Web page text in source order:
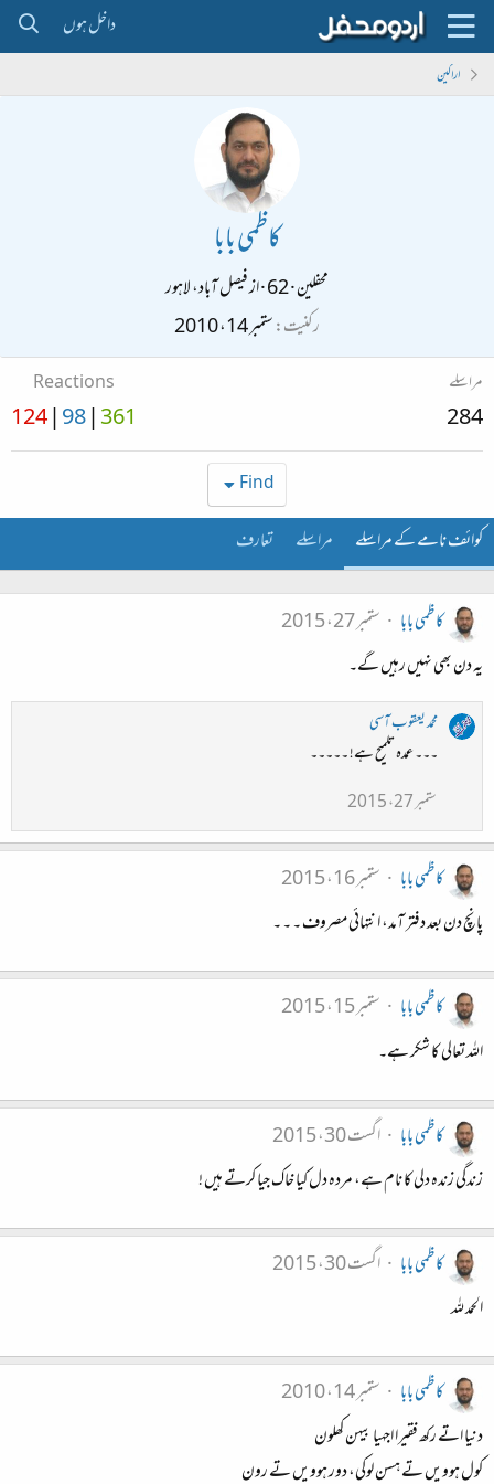
داخل ہوں
اراکین
کاظمی بابا
محفلین·
·ازفیصل آباد، لاہور
رکنیت ستمبر 14، 2010
مراسلے
284
Reactions
361
98
124
Find
کوائف نامے کے مراسلے مراسلے تعارف
کاظمی بابا
ستمبر 27، 2015
یہ دن بھی نہیں رہیں گے۔
محمد یعقوب آسی
۔۔۔ عمدہ تلمیح ہے! ۔۔۔۔۔
ستمبر 27، 2015
کاظمی بابا
ستمبر 16، 2015
پانچ دن بعد دفتر آمد، انتہائی مصروف ۔ ۔ ۔
کاظمی بابا
ستمبر 15، 2015
اللہ تعالی کا شکر ہے۔
کاظمی بابا
اگست 30، 2015
زندگی زندہ دلی کا نام ہے، مردہ دل کیا خاک جیا کرتے ہیں !
کاظمی بابا
اگست 30، 2015
الحمد للہ
کاظمی بابا
ستمبر 14، 2010
دنیا اتے رکھ فقیرا اجہیا بیہن کھلون
کول ہوویں تے ہسن لوکی، دور ہوویں تے رون